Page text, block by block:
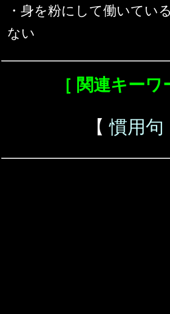
・身を粉にして働いてい
ない
［ 関連キーワ
【慣用句